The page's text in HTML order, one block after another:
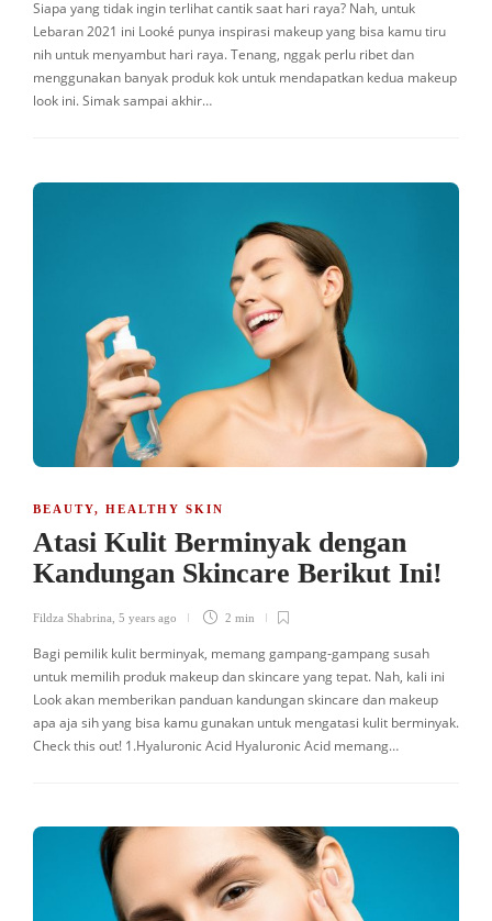
Siapa yang tidak ingin terlihat cantik saat hari raya? Nah, untuk
Lebaran 2021 ini Looké punya inspirasi makeup yang bisa kamu tiru
nih untuk menyambut hari raya. Tenang, nggak perlu ribet dan
menggunakan banyak produk kok untuk mendapatkan kedua makeup
look ini. Simak sampai akhir…
BEAUTY, HEALTHY SKIN
Atasi Kulit Berminyak dengan
Kandungan Skincare Berikut Ini!
Fildza Shabrina 5 years ago 2 min
Bagi pemilik kulit berminyak, memang gampang-gampang susah
untuk memilih produk makeup dan skincare yang tepat. Nah, kali ini
Look akan memberikan panduan kandungan skincare dan makeup
apa aja sih yang bisa kamu gunakan untuk mengatasi kulit berminyak.
Check this out! 1.Hyaluronic Acid Hyaluronic Acid memang…